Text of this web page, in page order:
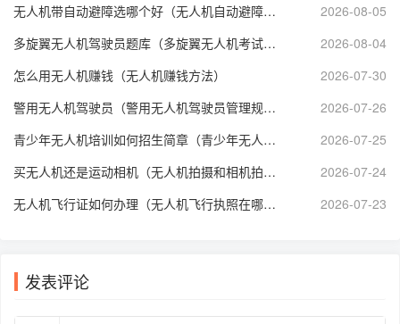
无人机带自动避障选哪个好（无人机自动避障和GPS哪个好）
2026-08-05
多旋翼无人机驾驶员题库（多旋翼无人机考试技巧）
2026-08-04
怎么用无人机赚钱（无人机赚钱方法）
2026-07-30
警用无人机驾驶员（警用无人机驾驶员管理规定）
2026-07-26
青少年无人机培训如何招生简章（青少年无人机等级考试培训）
2026-07-25
买无人机还是运动相机（无人机拍摄和相机拍摄哪个好）
2026-07-24
无人机飞行证如何办理（无人机飞行执照在哪里考）
2026-07-23
发表评论